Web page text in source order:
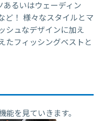
あるいはウェーディン
ど！ 様々なスタイルとマ
シュなデザインに加え
たフィッシングベストと
能を見ていきます。